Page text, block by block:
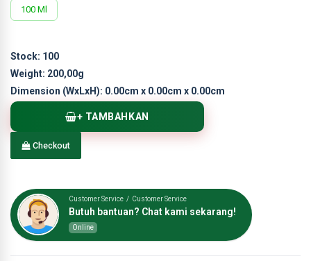
100 Ml
Stock: 100
Weight: 200,00g
Dimension (WxLxH): 0.00cm x 0.00cm x 0.00cm
+ TAMBAHKAN
Checkout
Customer Service / Customer Service
Butuh bantuan? Chat kami sekarang!
Online